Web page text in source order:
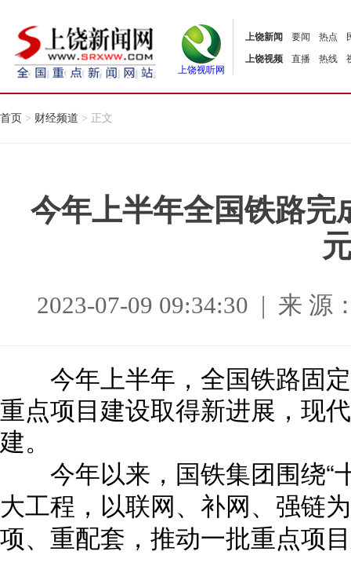
上饶视听网
上饶新闻 要闻 热点
上饶视频
直播 热线
首页 > 财经频道 > 正文
今年上半年全国铁路完
2023-07-09 09:34:30 | 来 源
今年上半年，全国铁路固定
重点项目建设取得新进展，现
建。
今年以来，国铁集团围绕“
大工程，以联网、补网、强链
项、重配套，推动一批重点项